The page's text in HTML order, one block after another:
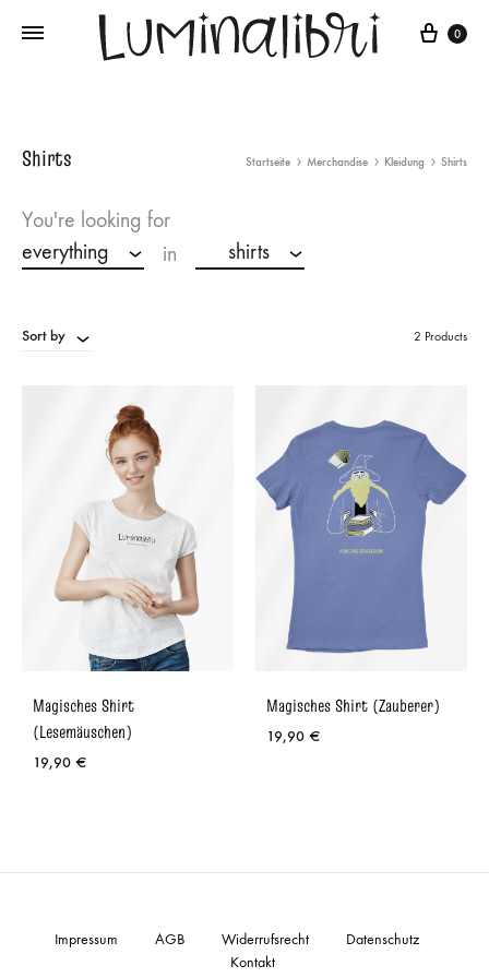
Cart
0
Shirts Startseite Merchandise Kleidung Shirts
You're looking for
everything
in shirts
Sort by 2 Products
Magisches Shirt
(Lesemäuschen)
19,90 €
Magisches Shirt (Zauberer)
19,90 €
Impressum AGB Widerrufsrecht
Datenschutz
Kontakt